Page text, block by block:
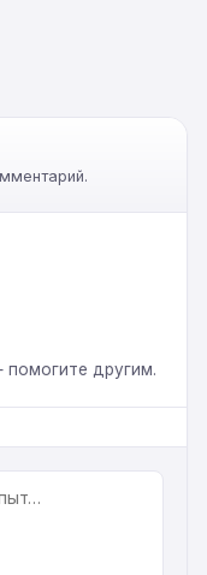
другим.